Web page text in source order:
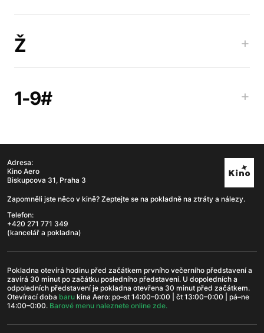
Ž +
1-9# +
Adresa:
Kino Aero
Biskupcova 31, Praha 3
Zapomněli jste něco v kině? Zeptejte se na pokladně na ztráty a nálezy.
Telefon:
+420 271 771 349
(kancelář a pokladna)
Pokladna otevírá hodinu před začátkem prvního večerního představení a
zavírá 30 minut po začátku posledního představení. U dopoledních a
odpoledních představení je pokladna otevřena 30 minut před začátkem.
Otevírací doba baru kina Aero: po–st 14:00–0:00 | čt 13:00–0:00 | pá–ne
14:00–0:00. Barové menu naleznete online zde.